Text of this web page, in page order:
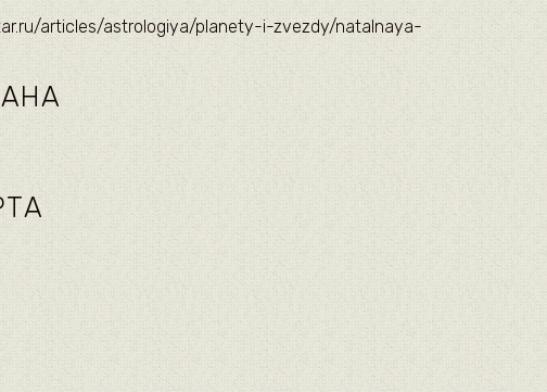
articles/astrologiya/planety-i-zvezdy/natalnaya-